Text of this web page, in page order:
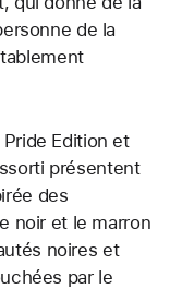
de la
Edition et
présentent
des
noir et le marron
noires et
par le